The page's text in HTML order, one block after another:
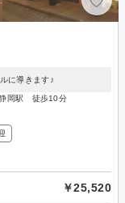
に導きます♪
静岡駅 徒歩10分
￥25,520